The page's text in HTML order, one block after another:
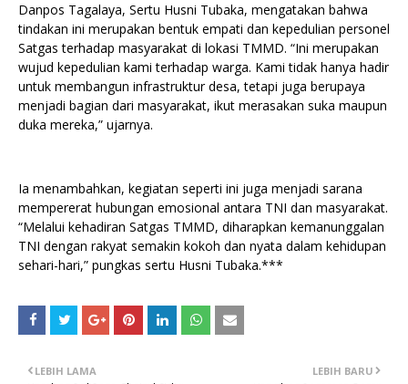
Danpos Tagalaya, Sertu Husni Tubaka, mengatakan bahwa
tindakan ini merupakan bentuk empati dan kepedulian personel
Satgas terhadap masyarakat di lokasi TMMD. “Ini merupakan
wujud kepedulian kami terhadap warga. Kami tidak hanya hadir
untuk membangun infrastruktur desa, tetapi juga berupaya
menjadi bagian dari masyarakat, ikut merasakan suka maupun
duka mereka,” ujarnya.
Ia menambahkan, kegiatan seperti ini juga menjadi sarana
mempererat hubungan emosional antara TNI dan masyarakat.
“Melalui kehadiran Satgas TMMD, diharapkan kemanunggalan
TNI dengan rakyat semakin kokoh dan nyata dalam kehidupan
sehari-hari,” pungkas sertu Husni Tubaka.***
LEBIH BARU
LEBIH LAMA